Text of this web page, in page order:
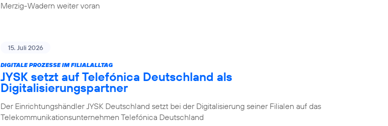
Merzig-Wadern weiter voran
15. Juli 2026
DIGITALE PROZESSE IM FILIALALLTAG
JYSK setzt auf Telefónica Deutschland als
Digitalisierungspartner
Der Einrichtungshändler JYSK Deutschland setzt bei der Digitalisierung seiner Filialen auf das
Telekommunikationsunternehmen Telefónica Deutschland